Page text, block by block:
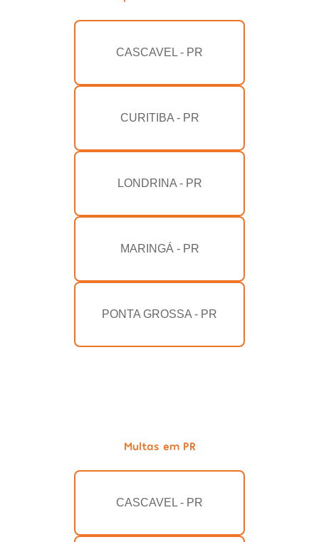
CASCAVEL - PR
CURITIBA - PR
LONDRINA - PR
MARINGÁ - PR
PONTA GROSSA - PR
Multas em PR
CASCAVEL - PR